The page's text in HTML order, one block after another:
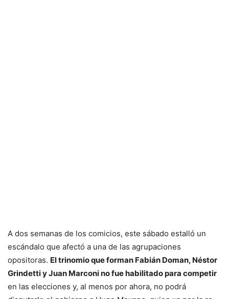
A dos semanas de los comicios, este sábado estalló un
escándalo que afectó a una de las agrupaciones
opositoras. El trinomio que forman Fabián Doman, Néstor
Grindetti y Juan Marconi no fue habilitado para competir
en las elecciones y, al menos por ahora, no podrá